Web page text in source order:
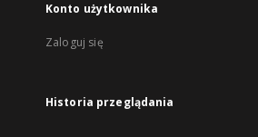
Konto użytkownika
Zaloguj się
Historia przeglądania